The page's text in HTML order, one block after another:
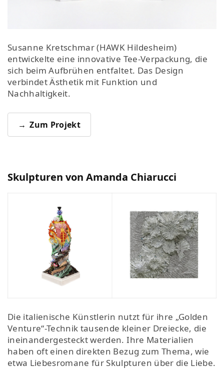
Susanne Kretschmar (HAWK Hildesheim)
entwickelte eine innovative Tee-Verpackung, die
sich beim Aufbrühen entfaltet. Das Design
verbindet Ästhetik mit Funktion und
Nachhaltigkeit.
Zum Projekt
Skulpturen von Amanda Chiarucci
Die italienische Künstlerin nutzt für ihre „Golden
Venture“-Technik tausende kleiner Dreiecke, die
ineinandergesteckt werden. Ihre Materialien
haben oft einen direkten Bezug zum Thema, wie
etwa Liebesromane für Skulpturen über die Liebe.